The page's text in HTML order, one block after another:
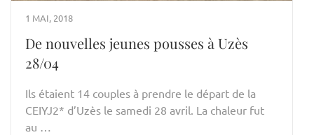
1 MAI, 2018
De nouvelles jeunes pousses à Uzès
28/04
Ils étaient 14 couples à prendre le départ de la
CEIYJ2* d’Uzès le samedi 28 avril. La chaleur fut
au …